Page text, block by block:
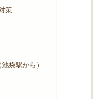
策
袋駅から）